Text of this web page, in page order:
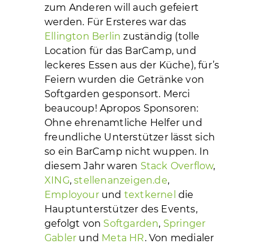
zum Anderen will auch gefeiert
werden. Für Ersteres war das
Ellington Berlin zuständig (tolle
Location für das BarCamp, und
leckeres Essen aus der Küche), für’s
Feiern wurden die Getränke von
Softgarden gesponsort. Merci
beaucoup! Apropos Sponsoren:
Ohne ehrenamtliche Helfer und
freundliche Unterstützer lässt sich
so ein BarCamp nicht wuppen. In
diesem Jahr waren Stack Overflow,
XING,stellenanzeigen.de,
Employourund textkernel die
Hauptunterstützer des Events,
gefolgt von Softgarden, Springer
Gabler und Meta HR. Von medialer